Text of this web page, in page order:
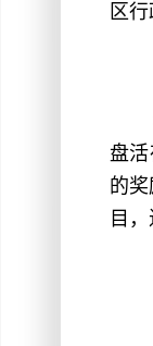
区
盘
的
目